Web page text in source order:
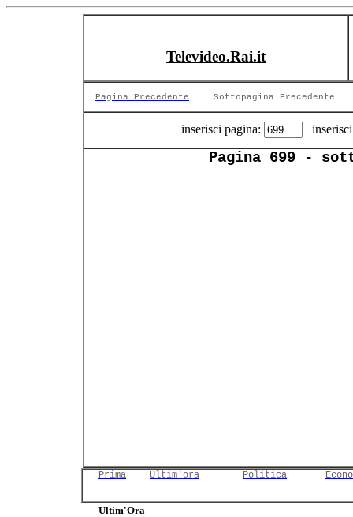
Televideo.Rai.it
Pagina Precedente Sottopagina Precedente
inserisci pagina:
Pagina 699 -
Prima Ultim'ora Politica
Ultim'Ora